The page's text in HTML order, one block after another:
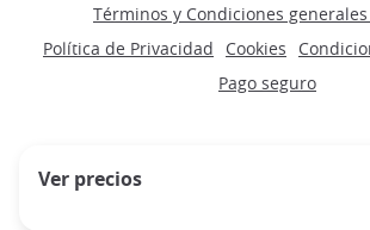
Ver precios
Términos y Condiciones
Política de Privacidad
Cookies
Pago seguro